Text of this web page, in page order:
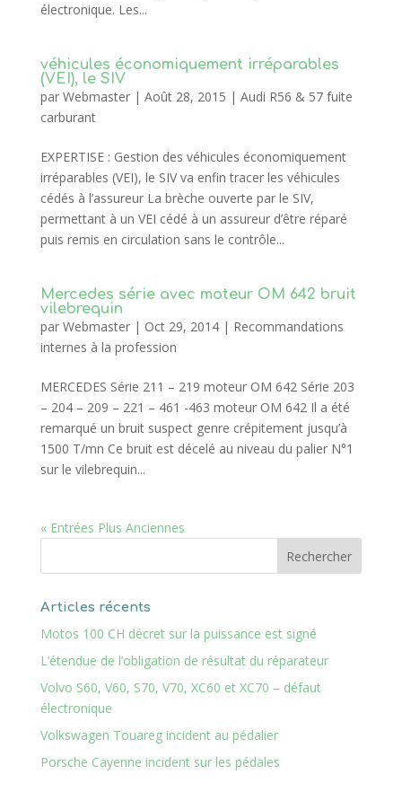
électronique. Les...
véhicules économiquement irréparables
(VEI), le SIV
par Webmaster| Août 28, 2015 | Audi R56 & 57 fuite
carburant
EXPERTISE : Gestion des véhicules économiquement
irréparables (VEI), le SIV va enfin tracer les véhicules
cédés à l’assureur La brèche ouverte par le SIV,
permettant à un VEI cédé à un assureur d’être réparé
puis remis en circulation sans le contrôle...
Mercedes série avec moteur OM 642 bruit
vilebrequin
par Webmaster| Oct 29, 2014| Recommandations
internes à la profession
MERCEDES Série 211 – 219 moteur OM 642 Série 203
– 204 – 209 – 221 – 461 -463 moteur OM 642 Il a été
remarqué un bruit suspect genre crépitement jusqu’à
1500 T/mn Ce bruit est décelé au niveau du palier N°1
sur le vilebrequin...
« Entrées Plus Anciennes
Articles récents
Motos 100 CH décret sur la puissance est signé
L’étendue de l’obligation de résultat du réparateur
Volvo S60, V60, S70, V70, XC60 et XC70 – défaut
électronique
Volkswagen Touareg incident au pédalier
Porsche Cayenne incident sur les pédales